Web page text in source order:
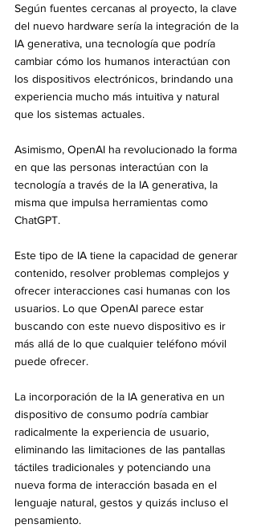
Según fuentes cercanas al proyecto, la clave
del nuevo hardware sería la integración de la
IA generativa, una tecnología que podría
cambiar cómo los humanos interactúan con
los dispositivos electrónicos, brindando una
experiencia mucho más intuitiva y natural
que los sistemas actuales.
Asimismo, OpenAI ha revolucionado la forma
en que las personas interactúan con la
tecnología a través de la IA generativa, la
misma que impulsa herramientas como
ChatGPT.
Este tipo de IA tiene la capacidad de generar
contenido, resolver problemas complejos y
ofrecer interacciones casi humanas con los
usuarios. Lo que OpenAI parece estar
buscando con este nuevo dispositivo es ir
más allá de lo que cualquier teléfono móvil
puede ofrecer.
La incorporación de la IA generativa en un
dispositivo de consumo podría cambiar
radicalmente la experiencia de usuario,
eliminando las limitaciones de las pantallas
táctiles tradicionales y potenciando una
nueva forma de interacción basada en el
lenguaje natural, gestos y quizás incluso el
pensamiento.